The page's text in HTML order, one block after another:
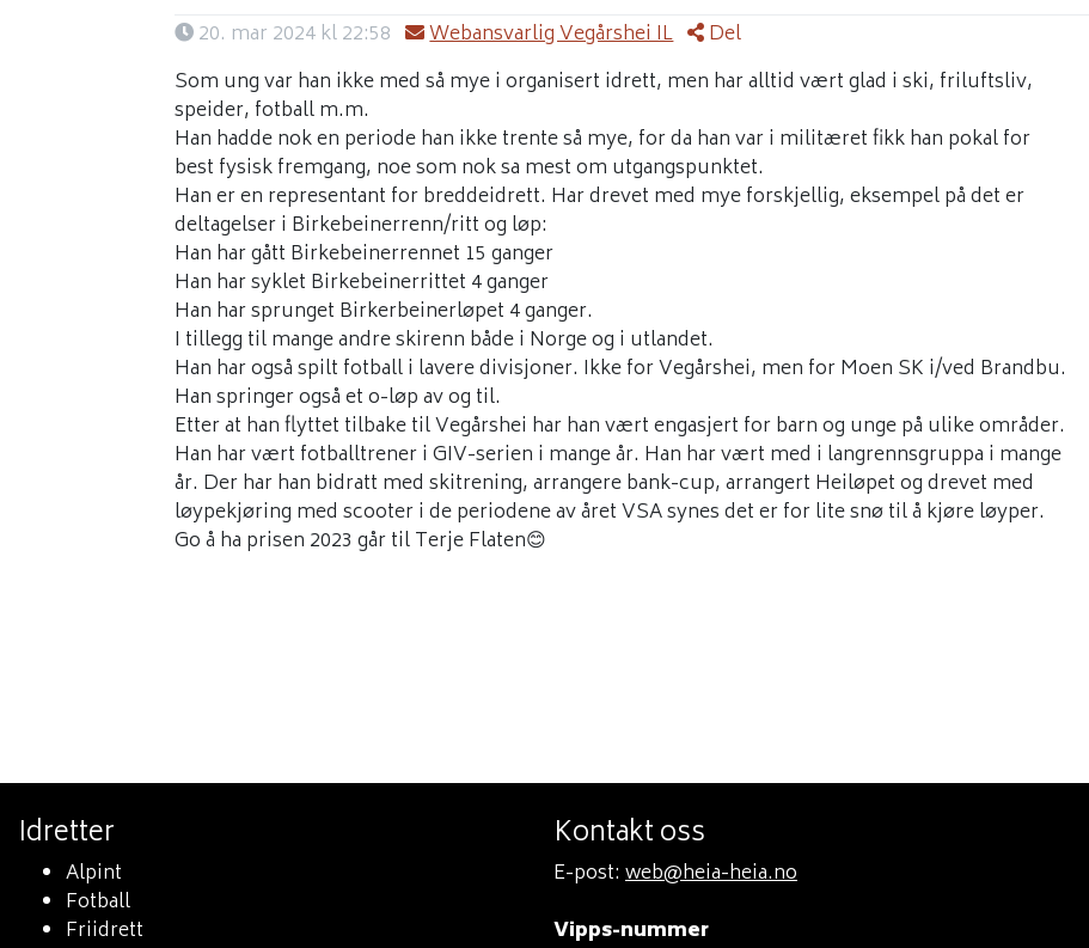
20. mar 2024 kl 22:58 Webansvarlig Vegårshei IL
Del
Som ung var han ikke med så mye i organisert idrett, men har alltid vært glad i ski, friluftsliv,
speider, fotball m.m.
Han hadde nok en periode han ikke trente så mye, for da han var i militæret fikk han pokal for
best fysisk fremgang, noe som nok sa mest om utgangspunktet.
Han er en representant for breddeidrett. Har drevet med mye forskjellig, eksempel på det er
deltagelser i Birkebeinerrenn/ritt og løp:
Han har gått Birkebeinerrennet 15 ganger
Han har syklet Birkebeinerrittet 4 ganger
Han har sprunget Birkerbeinerløpet 4 ganger.
I tillegg til mange andre skirenn både i Norge og i utlandet.
Han har også spilt fotball i lavere divisjoner. Ikke for Vegårshei, men for Moen SK i/ved Brandbu.
Han springer også et o-løp av og til.
Etter at han flyttet tilbake til Vegårshei har han vært engasjert for barn og unge på ulike områder.
Han har vært fotballtrener i GIV-serien i mange år. Han har vært med i langrennsgruppa i mange
år. Der har han bidratt med skitrening, arrangere bank-cup, arrangert Heiløpet og drevet med
løypekjøring med scooter i de periodene av året VSA synes det er for lite snø til å kjøre løyper.
Go å ha prisen 2023 går til Terje Flaten😊
Idretter
Alpint
Fotball
Friidrett
Kontakt oss
E-post: web@heia-heia.no
Vipps-nummer